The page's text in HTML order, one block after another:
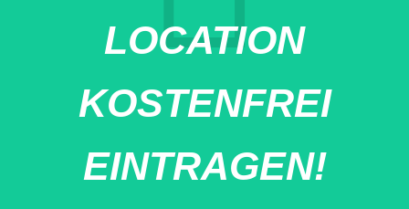
LOCATION
KOSTENFREI
EINTRAGEN!